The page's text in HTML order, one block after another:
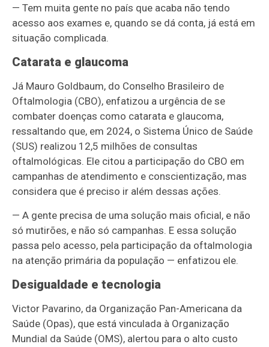
— Tem muita gente no país que acaba não tendo
acesso aos exames e, quando se dá conta, já está em
situação complicada.
Catarata e glaucoma
Já Mauro Goldbaum, do Conselho Brasileiro de
Oftalmologia (CBO), enfatizou a urgência de se
combater doenças como catarata e glaucoma,
ressaltando que, em 2024, o Sistema Único de Saúde
(SUS) realizou 12,5 milhões de consultas
oftalmológicas. Ele citou a participação do CBO em
campanhas de atendimento e conscientização, mas
considera que é preciso ir além dessas ações.
— A gente precisa de uma solução mais oficial, e não
só mutirões, e não só campanhas. E essa solução
passa pelo acesso, pela participação da oftalmologia
na atenção primária da população — enfatizou ele.
Desigualdade e tecnologia
Victor Pavarino, da Organização Pan-Americana da
Saúde (Opas), que está vinculada à Organização
Mundial da Saúde (OMS), alertou para o alto custo